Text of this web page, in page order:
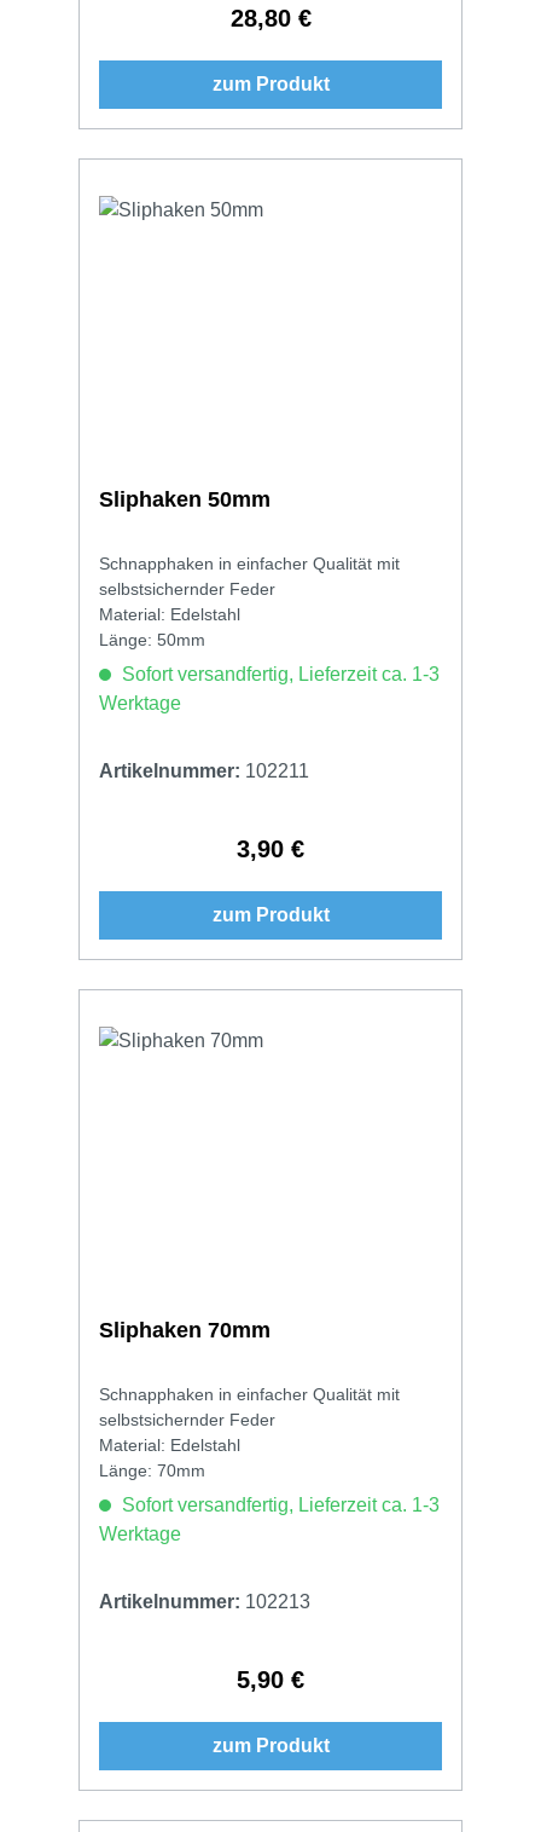
Regulärer Preis:
28,80 €
zum Produkt
Sliphaken 50mm
Schnapphaken in einfacher Qualität mit
selbstsichernder Feder
Material: Edelstahl
Länge: 50mm
Sofort versandfertig, Lieferzeit ca. 1-3
Werktage
Artikelnummer: 102211
Regulärer Preis:
3,90 €
zum Produkt
Sliphaken 70mm
Schnapphaken in einfacher Qualität mit
selbstsichernder Feder
Material: Edelstahl
Länge: 70mm
Sofort versandfertig, Lieferzeit ca. 1-3
Werktage
Artikelnummer: 102213
Regulärer Preis:
5,90 €
zum Produkt